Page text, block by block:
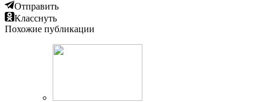
Отправить
Класснуть
Похожие публикации